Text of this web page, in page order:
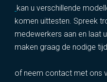
kan u verschillende
komen uittesten. Spreek
medewerkers aan en laat
maken graag de nodige
of neem contact met ons